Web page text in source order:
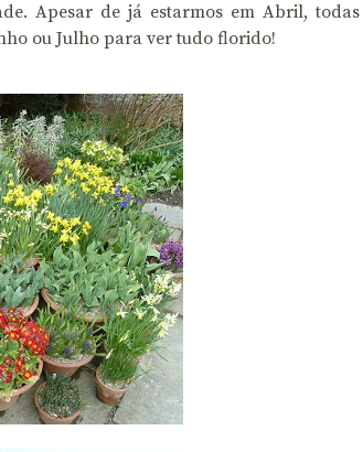
Apesar de já estarmos em Abril,
ou Julho para ver tudo florido!